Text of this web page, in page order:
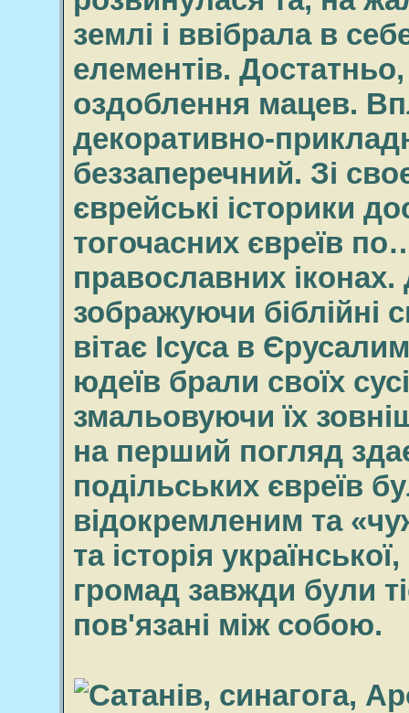
землі і ввібрала в
елементів.
оздоблення мацев.
декоративно-
беззаперечний. Зі
єврейські історики
тогочасних євреїв
православних
зображуючи біблійні
вітає Ісуса в
юдеїв брали своїх
змальовуючи їх
на перший погляд
подільських євреїв
відокремленим та
та історія
громад завжди були
пов'язані між собою.